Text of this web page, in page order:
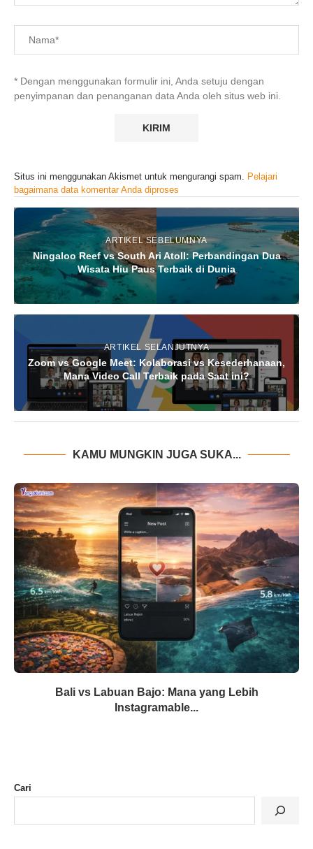
* Dengan menggunakan formulir ini, Anda setuju dengan
penyimpanan dan penanganan data Anda oleh situs web ini.
Situs ini menggunakan Akismet untuk mengurangi spam. Pelajari
bagaimana data komentar Anda diproses
ARTIKEL SEBELUMNYA
Ningaloo Reef vs South Ari Atoll: Perbandingan Dua
Wisata Hiu Paus Terbaik di Dunia
ARTIKEL SELANJUTNYA
Zoom vs Google Meet: Kolaborasi vs Kesederhanaan,
Mana Video Call Terbaik pada Saat ini?
KAMU MUNGKIN JUGA SUKA...
Bali vs Labuan Bajo: Mana yang Lebih
Instagramable...
Cari